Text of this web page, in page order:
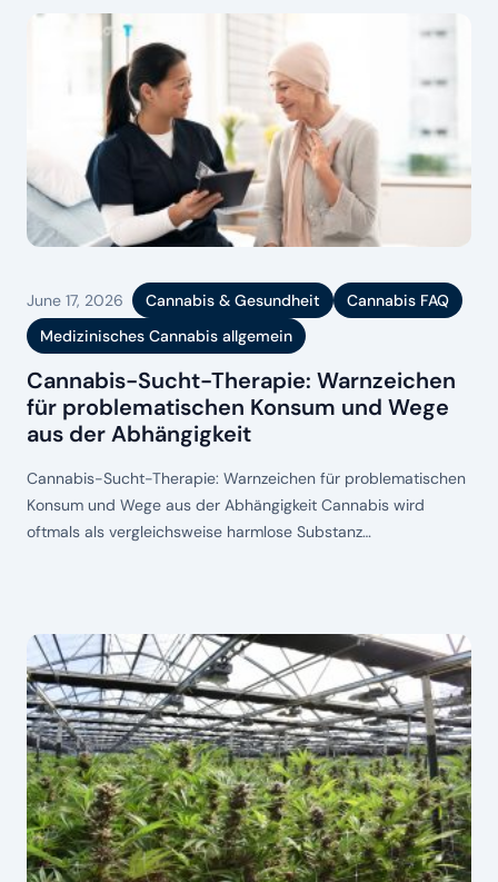
Cannabis-Entzug zählen zu den häufig berichteten
Begleiterscheinungen und können bereits
June 17, 2026 Cannabis & Gesundheit
Cannabis FAQ
Medizinisches Cannabis allgemein
Cannabis-Sucht-Therapie: Warnzeichen
für problematischen Konsum und Wege
aus der Abhängigkeit
Cannabis-Sucht-Therapie: Warnzeichen für problematischen
Konsum und Wege aus der Abhängigkeit Cannabis wird
oftmals als vergleichsweise harmlose Substanz
negative Folgen wahr. Gleichzeitig gibt eine Studie der
Bundesregierung an, dass sich bei schätzungsweise neun
Prozent der